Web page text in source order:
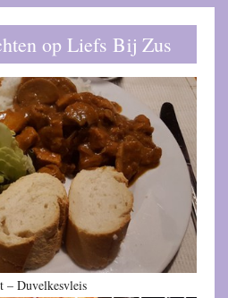
op Liefs Bij Zus
– Duvelkesvleis